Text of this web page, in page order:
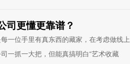
司更懂更靠谱？
一位手里有真东西的藏家，在考虑做线上
一抓一大把，但能真搞明白“艺术收藏